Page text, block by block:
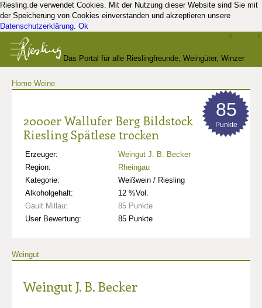
Riesling.de verwendet Cookies. Mit der Nutzung dieser Website sind Sie mit
der Speicherung von Cookies einverstanden und akzeptieren unsere
Datenschutzerklärung. Ok
Das Portal für alle Rieslingfreunde, Weingüter, Winzer
Home Weine
2000er Wallufer Berg Bildstock
Riesling Spätlese trocken
Erzeuger:
Weingut J. B. Becker
Region:
Rheingau
Kategorie:
Weißwein / Riesling
Alkoholgehalt:
12 %Vol.
Gault Millau:
85 Punkte
User Bewertung:
85 Punkte
85
Punkte
Weingut
Weingut J. B. Becker